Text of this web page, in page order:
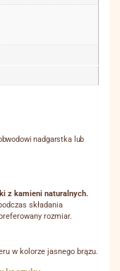
nadgarstka lub
z kamieni naturalnych.
składania
rozmiar.
w kolorze jasnego brązu.